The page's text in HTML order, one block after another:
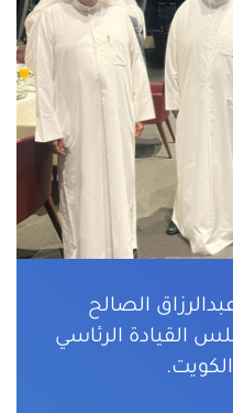
الصالح
القيادة الرئاسي